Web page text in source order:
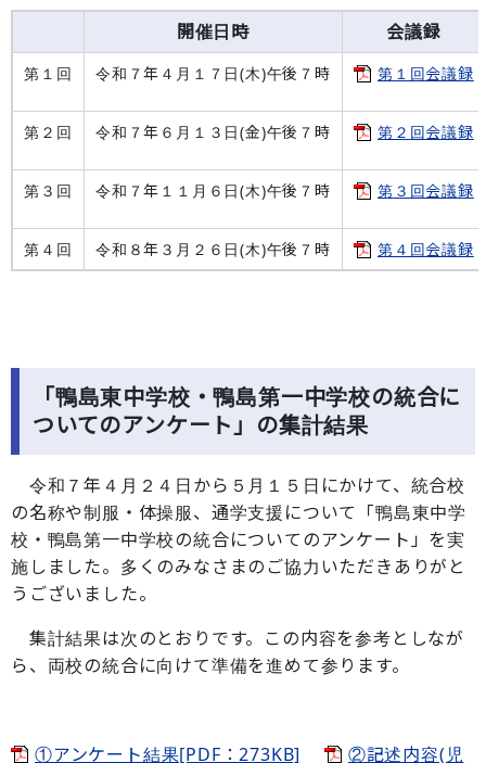
開催日時 会議録
第１回 令和７年４月１７日(木)午後７時 第１回会議録
第２回 令和７年６月１３日(金)午後７時 第２回会議録
第３回 令和７年１１月６日(木)午後７時 第３回会議録
第４回 令和８年３月２６日(木)午後７時 第４回会議録
「鴨島東中学校・鴨島第一中学校の統合に
ついてのアンケート」の集計結果
令和７年４月２４日から５月１５日にかけて、統合校
の名称や制服・体操服、通学支援について「鴨島東中学
校・鴨島第一中学校の統合についてのアンケート」を実
施しました。多くのみなさまのご協力いただきありがと
うございました。
集計結果は次のとおりです。この内容を参考としなが
ら、両校の統合に向けて準備を進めて参ります。
①アンケート結果[PDF：273KB] ②記述内容(児